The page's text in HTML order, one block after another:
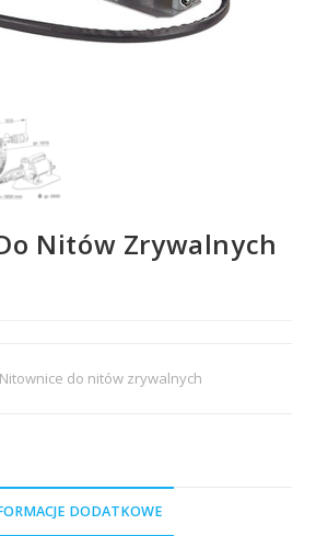
Nitów Zrywalnych
Nitownice do nitów zrywalnych
DODATKOWE